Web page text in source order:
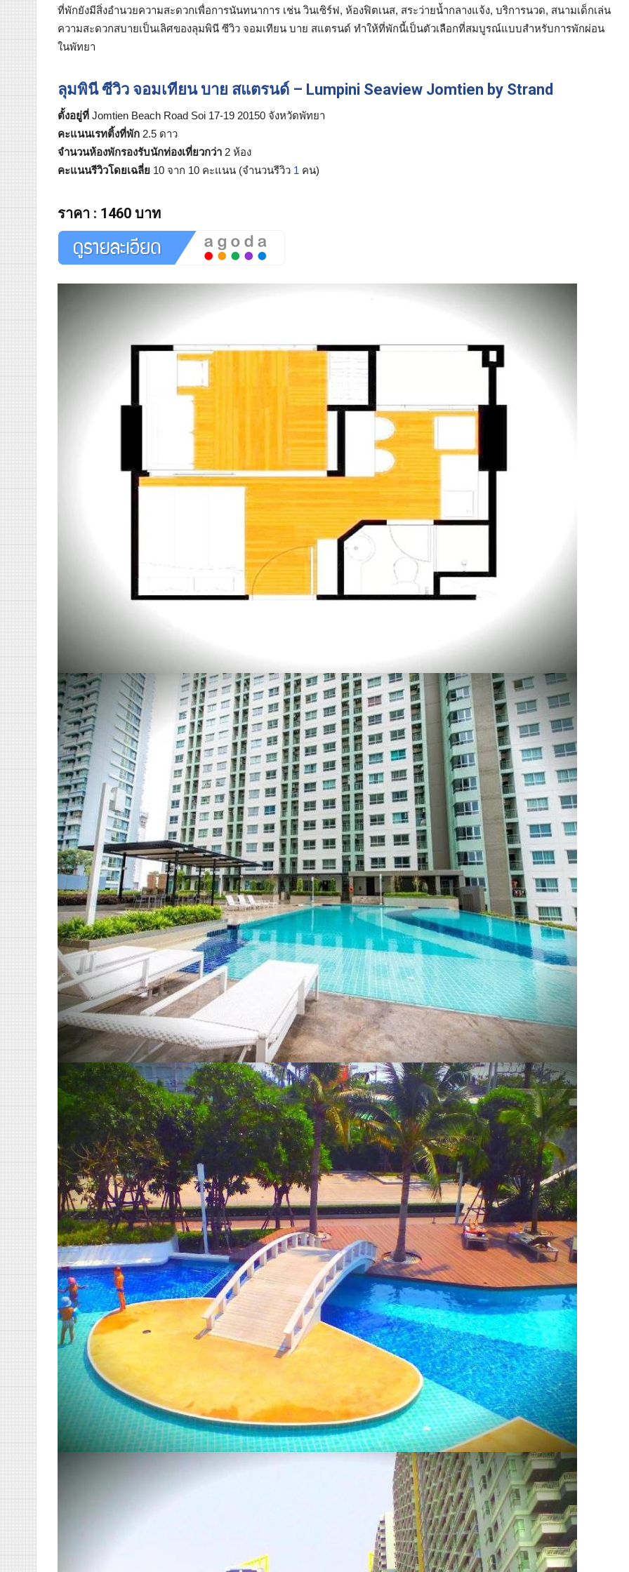
ที่พักยังมีสิ่งอำนวยความสะดวกเพื่อการนันทนาการ เช่น วินเซิร์ฟ, ห้องฟิตเนส, สระว่ายน้ำกลางแจ้ง, บริการนวด, สนามเด็กเล่น
ความสะดวกสบายเป็นเลิศของลุมพินี ซีวิว จอมเทียน บาย สแตรนด์ ทำให้ที่พักนี้เป็นตัวเลือกที่สมบูรณ์แบบสำหรับการพักผ่อน
ในพัทยา
ลุมพินี ซีวิว จอมเทียน บาย สแตรนด์ – Lumpini Seaview Jomtien by Strand
ตั้งอยู่ที่ Jomtien Beach Road Soi 17-19 20150 จังหวัดพัทยา
คะแนนเรทติ้งที่พัก 2.5 ดาว
จำนวนห้องพักรองรับนักท่องเที่ยวกว่า 2 ห้อง
คะแนนรีวิวโดยเฉลี่ย 10 จาก 10 คะแนน (จำนวนรีวิว 1 คน)
ราคา : 1460 บาท